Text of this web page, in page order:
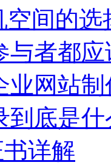
空间的选
与者都
业网站
到底是
书详解